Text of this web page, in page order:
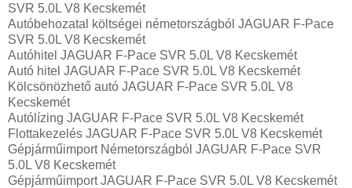
SVR 5.0L V8 Kecskemét
Autóbehozatal költségei németországból JAGUAR F-Pace
SVR 5.0L V8 Kecskemét
Autóhitel JAGUAR F-Pace SVR 5.0L V8 Kecskemét
Autó hitel JAGUAR F-Pace SVR 5.0L V8 Kecskemét
Kölcsönözhető autó JAGUAR F-Pace SVR 5.0L V8
Kecskemét
Autólízing JAGUAR F-Pace SVR 5.0L V8 Kecskemét
Flottakezelés JAGUAR F-Pace SVR 5.0L V8 Kecskemét
Gépjárműimport Németországból JAGUAR F-Pace SVR
5.0L V8 Kecskemét
Gépjárműimport JAGUAR F-Pace SVR 5.0L V8 Kecskemét